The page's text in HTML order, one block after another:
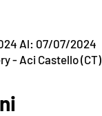
Al: 07/07/2024
- Aci Castello (CT)